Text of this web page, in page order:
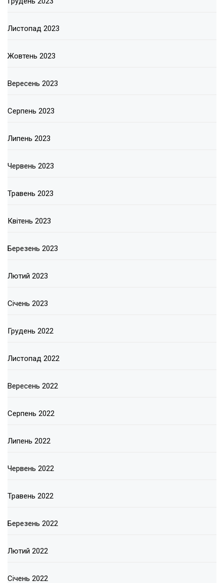
Листопад 2023
Жовтень 2023
Вересень 2023
Серпень 2023
Липень 2023
Червень 2023
Травень 2023
Квітень 2023
Березень 2023
Лютий 2023
Січень 2023
Грудень 2022
Листопад 2022
Вересень 2022
Серпень 2022
Липень 2022
Червень 2022
Травень 2022
Березень 2022
Лютий 2022
Січень 2022